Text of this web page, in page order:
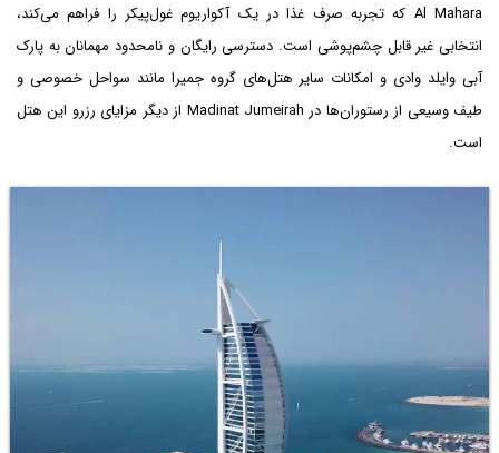
Al Mahara که تجربه صرف غذا در یک آکواریوم غول‌پیکر را فراهم می‌کند،‌
انتخابی غیر قابل چشم‌پوشی است. دسترسی رایگان و نامحدود مهمانان به پارک
آبی وایلد وادی و امکانات سایر هتل‌های گروه جمیرا مانند سواحل خصوصی و
طیف وسیعی از رستوران‌ها در Madinat Jumeirah از دیگر مزایای رزرو این هتل
است.